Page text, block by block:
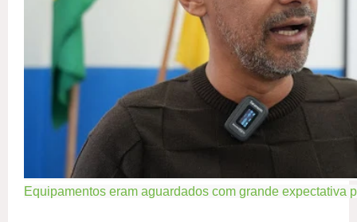
Equipamentos eram aguardados com grande expectativa